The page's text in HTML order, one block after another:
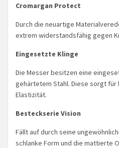
Cromargan Protect
Durch die neuartige
extrem widerstandsfähig gegen
Eingesetzte Klinge
Die Messer besitzen eine
gehärtetem Stahl. Diese sorgt für
Elastizität.
Besteckserie Vision
Fällt auf durch seine
schlanke Form und die mattierte